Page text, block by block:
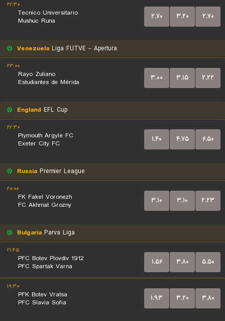
۲۲:۳۰
Tecnico Universitario
Mushuc Runa
۲.۷۰ ۳.۲۰ ۲.۷۰
Venezuela Liga FUTVE - Apertura
۲۳:۰۰
Rayo Zuliano
Estudiantes de Mérida
۳.۰۰ ۳.۱۵ ۲.۲۲
England EFL Cup
۲۲:۳۰
Plymouth Argyle FC
Exeter City FC
۱.۴۰ ۴.۷۵ ۶.۵۰
Russia Premier League
۲۰:۰۰
FK Fakel Voronezh
FC Akhmat Grozny
۳.۱۰ ۳.۱۰ ۲.۲۳
Bulgaria Parva Liga
۲۱:۴۵
PFC Botev Plovdiv 1912
PFC Spartak Varna
۱.۵۶ ۳.۸۰ ۵.۵۰
۱۹:۳۰
PFK Botev Vratsa
PFC Slavia Sofia
۱.۹۳ ۳.۲۰ ۳.۸۰